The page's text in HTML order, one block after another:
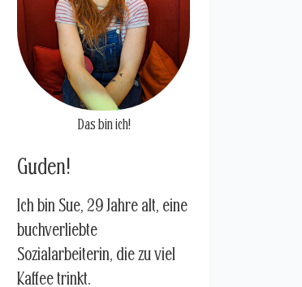
Das bin ich!
Guden!
Ich bin Sue, 29 Jahre alt, eine
buchverliebte
Sozialarbeiterin, die zu viel
Kaffee trinkt.